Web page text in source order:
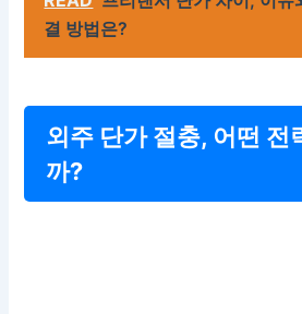
결 방법은?
외주 단가 절충, 어떤 전
까?